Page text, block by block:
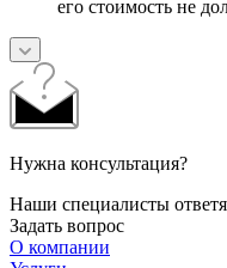
его стоимость не
Нужна консультация?
Наши специалисты
Задать вопрос
О компании